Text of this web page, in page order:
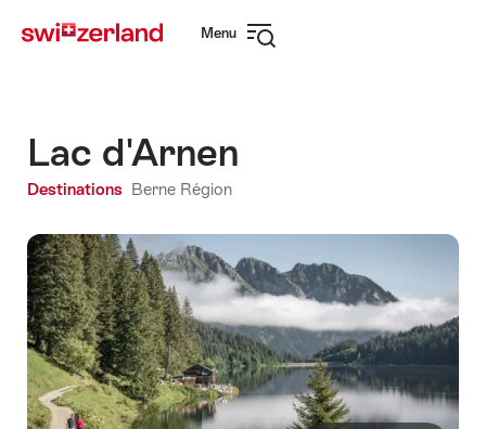
sur
rapide
Menu
Lac d'Arnen
Destinations Berne Région